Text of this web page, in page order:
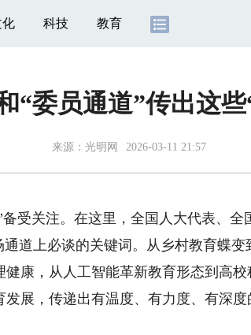
化 科技 教育
“委员通道”传出这
来源： 光明网 2026-03-11 21:57
受关注。在这里，全国人大代表、全
道上必谈的关键词。从乡村教育蝶变
康，从人工智能革新教育形态到高校
展，传递出有温度、有力度、有深度